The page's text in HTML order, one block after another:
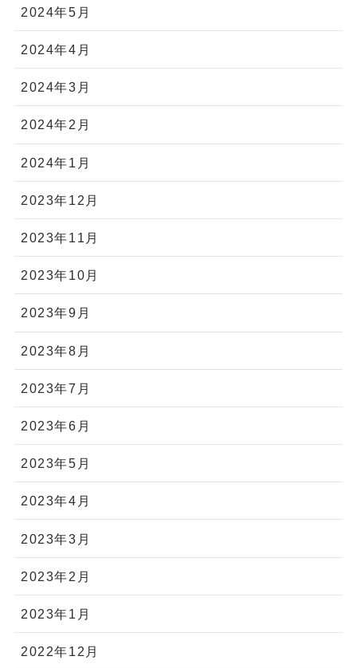
2024年5月
2024年4月
2024年3月
2024年2月
2024年1月
2023年12月
2023年11月
2023年10月
2023年9月
2023年8月
2023年7月
2023年6月
2023年5月
2023年4月
2023年3月
2023年2月
2023年1月
2022年12月